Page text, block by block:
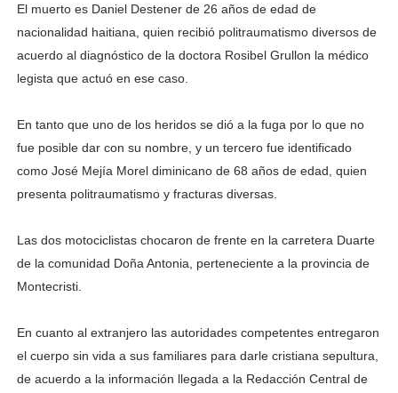
El muerto es Daniel Destener de 26 años de edad de
nacionalidad haitiana, quien recibió politraumatismo diversos de
acuerdo al diagnóstico de la doctora Rosibel Grullon la médico
legista que actuó en ese caso.
En tanto que uno de los heridos se dió a la fuga por lo que no
fue posible dar con su nombre, y un tercero fue identificado
como José Mejía Morel diminicano de 68 años de edad, quien
presenta politraumatismo y fracturas diversas.
Las dos motociclistas chocaron de frente en la carretera Duarte
de la comunidad Doña Antonia, perteneciente a la provincia de
Montecristi.
En cuanto al extranjero las autoridades competentes entregaron
el cuerpo sin vida a sus familiares para darle cristiana sepultura,
de acuerdo a la información llegada a la Redacción Central de